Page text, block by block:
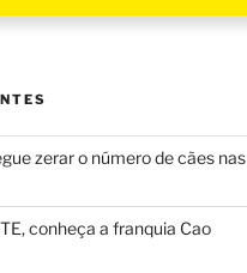
zerar o número de cães nas
conheça a franquia Cao